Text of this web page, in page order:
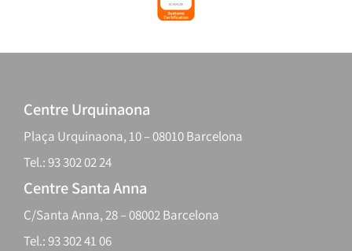
Centre Urquinaona
Plaça Urquinaona, 10 – 08010 Barcelona
Tel.: 93 302 02 24
Centre Santa Anna
C/Santa Anna, 28 – 08002 Barcelona
Tel.: 93 302 41 06